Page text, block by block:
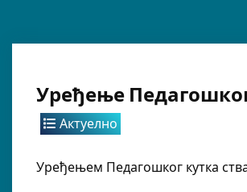
Уређење
Актуелно
Уређењем Педагошког кутка